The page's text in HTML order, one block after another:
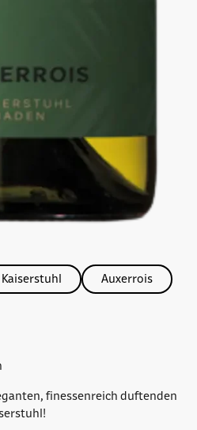
Kaiserstuhl Auxerrois
finessenreich duftenden